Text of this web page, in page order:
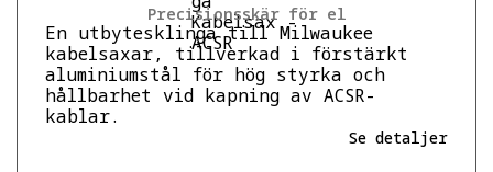
Precisionsskär för el
En utbytesklinga till Milwaukee
kabelsaxar, tillverkad i förstärkt
aluminiumstål för hög styrka och
hållbarhet vid kapning av ACSR-
kablar.
Se detaljer